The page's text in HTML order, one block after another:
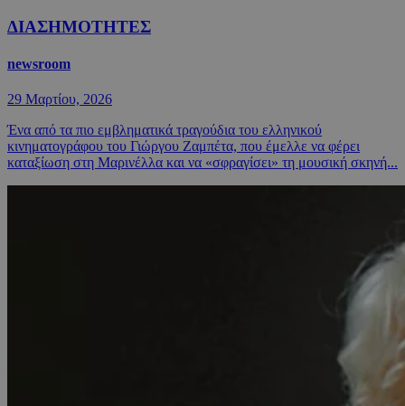
ΔΙΑΣΗΜΟΤΗΤΕΣ
newsroom
29 Μαρτίου, 2026
Ένα από τα πιο εμβληματικά τραγούδια του ελληνικού
κινηματογράφου του Γιώργου Ζαμπέτα, που έμελλε να φέρει
καταξίωση στη Μαρινέλλα και να «σφραγίσει» τη μουσική σκηνή...